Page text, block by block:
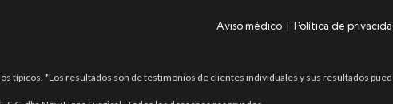
Aviso médico| Política de
típicos. *Los resultados son de testimonios de clientes individuales y sus resultados